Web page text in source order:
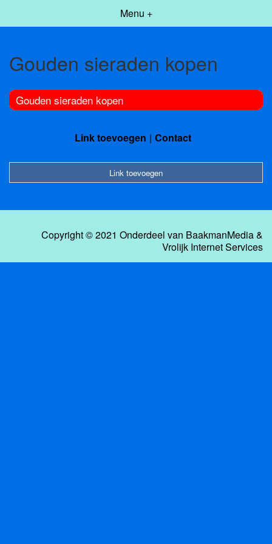
Menu +
Gouden sieraden kopen
Gouden sieraden kopen
Link toevoegen Contact
Link toevoegen
Copyright © 2021 Onderdeel van BaakmanMedia&
Vrolijk Internet Services